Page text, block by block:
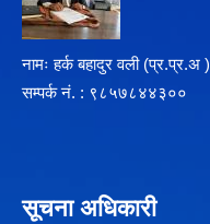
नामः हर्क बहादुर वली (प्र‍.प्र.अ )
सम्पर्क न‌ं. : ९८५७८४४३००
सूचना अधिकारी